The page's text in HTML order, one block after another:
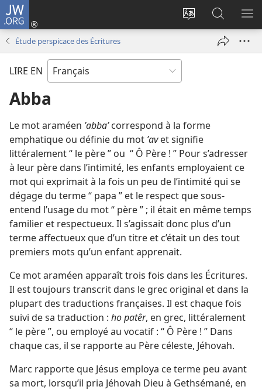
JW.ORG
Changer
langue
Se
connecter
nouvelle
sur
JW.ORG
Étude perspicace des Écritures
LIRE EN
Abba
Le mot araméen ʼabbaʼcorrespond à la forme
emphatique ou définie du mot ʼavet signifie
littéralement “ le père ” ou “ Ô Père ! ” Pour s’adresser
à leur père dans l’intimité, les enfants employaient ce
mot qui exprimait à la fois un peu de l’intimité qui se
dégage du terme “ papa ” et le respect que sous-
entend l’usage du mot “ père ” ; il était en même temps
familier et respectueux. Il s’agissait donc plus d’un
terme affectueux que d’un titre et c’était un des tout
premiers mots qu’un enfant apprenait.
Ce mot araméen apparaît trois fois dans les Écritures.
Il est toujours transcrit dans le grec original et dans la
plupart des traductions françaises. Il est chaque fois
suivi de sa traduction : ho patêr, en grec, littéralement
“ le père ”, ou employé au vocatif : “ Ô Père ! ” Dans
chaque cas, il se rapporte au Père céleste, Jéhovah.
Marc rapporte que Jésus employa ce terme peu avant
sa mort, lorsqu’il pria Jéhovah Dieu à Gethsémané, en